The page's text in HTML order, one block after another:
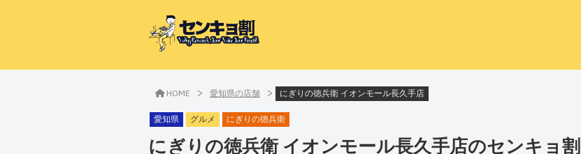
HOME > 愛知県の店舗 > にぎりの徳兵衛 イオンモール長久手店
愛知県 グルメ にぎりの徳兵衛
にぎりの徳兵衛 イオンモール長久手店のセンキョ割